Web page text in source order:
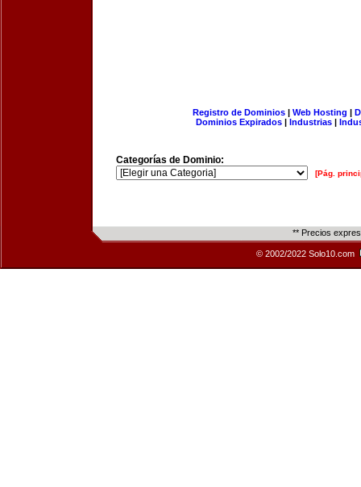
Registro de Dominios| Web Hosting |
Dominios Expirados | Industrias |
Categorías de Dominio:
[Pág.
** Precios
© 2002/2022 Solo10.com